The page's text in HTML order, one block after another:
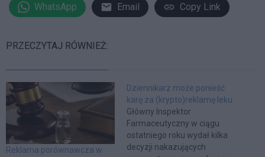
WhatsApp Email Copy Link
PRZECZYTAJ RÓWNIEŻ:
Reklama porównawcza w
Dziennikarz może ponieść
karę za (krypto)reklamę leku
Główny Inspektor
Farmaceutyczny w ciągu
ostatniego roku wydał kilka
decyzji nakazujących